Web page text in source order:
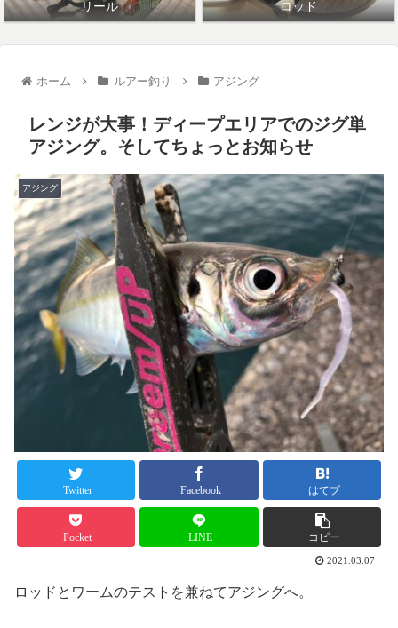
リール ロッド
ホーム ルアー釣り アジング
レンジが大事！ディープエリアでのジグ単
アジング。そしてちょっとお知らせ
アジング
Twitter Facebook はてブ
Pocket LINE コピー
2021.03.07
ロッドとワームのテストを兼ねてアジングへ。